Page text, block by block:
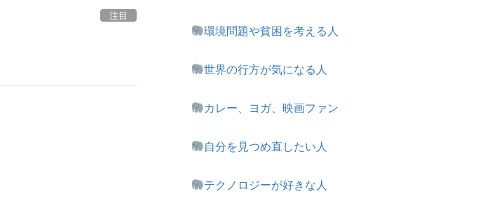
注目
環境問題や貧困を考える人
世界の行方が気になる人
カレー、ヨガ、映画ファン
自分を見つめ直したい人
テクノロジーが好きな人